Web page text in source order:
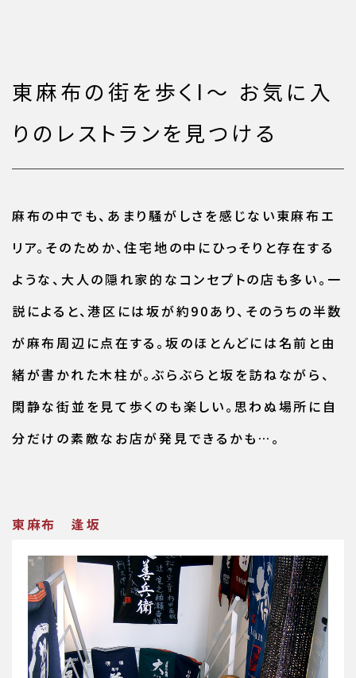
東麻布の街を歩くI〜 お気に入
りのレストランを見つける
麻布の中でも、あまり騒がしさを感じない東麻布エ
リア。そのためか、住宅地の中にひっそりと存在する
ような、大人の隠れ家的なコンセプトの店も多い。一
説によると、港区には坂が約90あり、そのうちの半数
が麻布周辺に点在する。坂のほとんどには名前と由
緒が書かれた木柱が。ぶらぶらと坂を訪ねながら、
閑静な街並を見て歩くのも楽しい。思わぬ場所に自
分だけの素敵なお店が発見できるかも…。
東麻布 逢坂